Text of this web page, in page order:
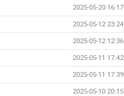
2025-05-20 16:17
2025-05-12 23:24
2025-05-12 12:36
2025-05-11 17:42
2025-05-11 17:39
2025-05-10 20:15